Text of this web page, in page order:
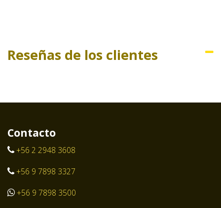
Reseñas de los clientes
Contacto
+56 2 2948 3608
+56 9 7898 3327
+56 9 7898 3500